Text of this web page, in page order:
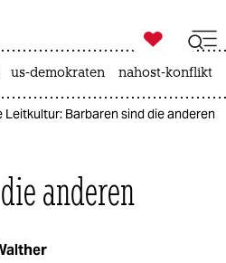
ich
ich

taz zahl ich
us-demokraten nahost-konflikt
Leitkultur: Barbaren sind die anderen
anderen